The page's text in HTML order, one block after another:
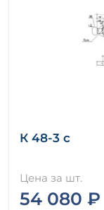
К 48-3 с
Цена за шт.
54 080 ₽